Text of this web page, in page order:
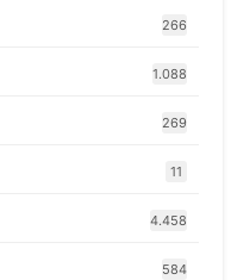
266
1.088
269
11
4.458
584